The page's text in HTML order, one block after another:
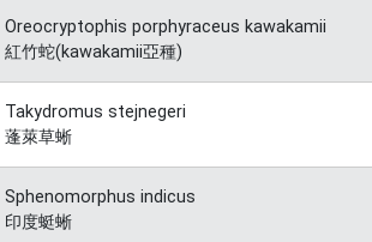
Oreocryptophis porphyraceus kawakamii
紅竹蛇(kawakamii亞種)
Takydromus stejnegeri
蓬萊草蜥
Sphenomorphus indicus
印度蜓蜥